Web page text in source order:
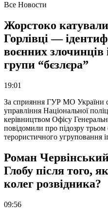
Все Новости
Жорстоко
Горлівці —
воєнних злочинців
групи “бєзлєра”
19:01
За сприяння ГУР МО України
управління Національної
керівництвом Офісу
повідомили про підозру
терористичного угруповання
Роман
Глобу після того,
колег розвідника?
09:56